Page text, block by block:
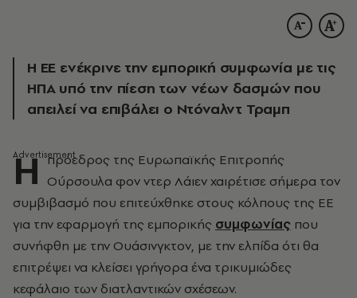
Η ΕΕ ενέκρινε την εμπορική συμφωνία με τις
ΗΠΑ υπό την πίεση των νέων δασμών που
απειλεί να επιβάλει ο Ντόναλντ Τραμπ
Η πρόεδρος της Ευρωπαϊκής Επιτροπής
Ούρσουλα φον ντερ Λάιεν χαιρέτισε σήμερα τον
συμβιβασμό που επιτεύχθηκε στους κόλπους της ΕΕ
για την εφαρμογή της εμπορικής συμφωνίας που
συνήφθη με την Ουάσινγκτον, με την ελπίδα ότι θα
επιτρέψει να κλείσει γρήγορα ένα τρικυμιώδες
κεφάλαιο των διατλαντικών σχέσεων.